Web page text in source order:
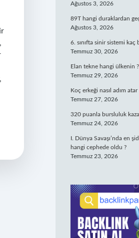
Ağustos 3, 2026
89T hangi duraklardan
Ağustos 3, 2026
6. sınıfta sinir sistemi kaç
Temmuz 30, 2026
Elan tekne hangi ülkenin ?
Temmuz 29, 2026
Koç erkeği nasıl adım atar
Temmuz 27, 2026
320 puanla bursluluk
Temmuz 24, 2026
I. Dünya Savaşı’nda en
hangi cephede oldu ?
Temmuz 23, 2026